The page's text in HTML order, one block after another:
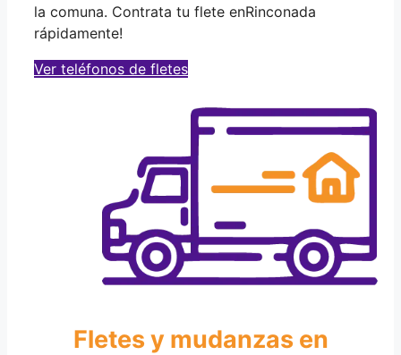
la comuna. Contrata tu flete enRinconada
rápidamente!
Ver teléfonos de fletes
Fletes y mudanzas en